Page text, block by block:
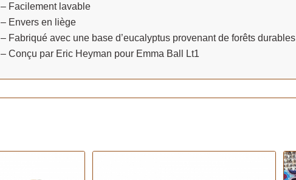
– Facilement lavable
– Envers en liège
– Fabriqué avec une base d’eucalyptus provenant de forêts durables
– Conçu par Eric Heyman pour Emma Ball Lt1